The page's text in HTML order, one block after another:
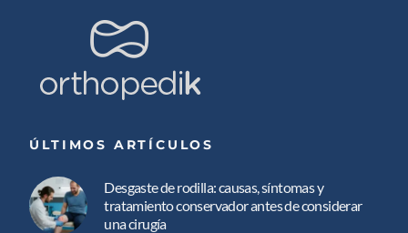
ÚLTIMOS ARTÍCULOS
Desgaste de rodilla: causas, síntomas y
tratamiento conservador antes de considerar
una cirugía